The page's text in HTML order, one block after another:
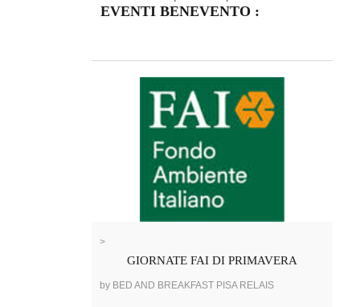
EVENTI BENEVENTO :
>
GIORNATE FAI DI PRIMAVERA
by BED AND BREAKFAST PISA RELAIS